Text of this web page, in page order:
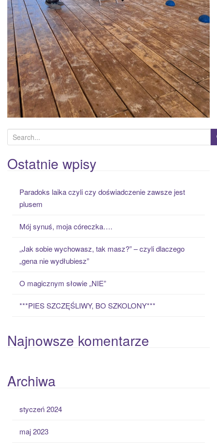
e
a
r
Ostatnie wpisy
Paradoks laika czyli czy doświadczenie zawsze jest
plusem
Mój synuś, moja córeczka….
„Jak sobie wychowasz, tak masz?” – czyli dlaczego
„gena nie wydłubiesz”
O magicznym słowie „NIE”
***PIES SZCZĘŚLIWY, BO SZKOLONY***
Najnowsze komentarze
Archiwa
styczeń 2024
maj 2023